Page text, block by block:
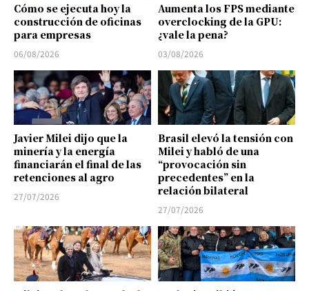
Cómo se ejecuta hoy la
construcción de oficinas
para empresas
06/08/2026
Aumenta los FPS mediante
overclocking de la GPU:
¿vale la pena?
03/08/2026
Javier Milei dijo que la
minería y la energía
financiarán el final de las
retenciones al agro
27/07/2026
Brasil elevó la tensión con
Milei y habló de una
“provocación sin
precedentes” en la
relación bilateral
27/07/2026